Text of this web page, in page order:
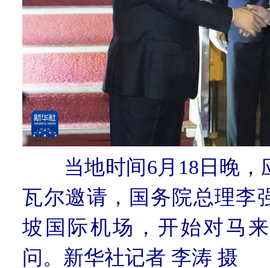
当地时间6月18日晚
瓦尔邀请，国务院总理李
坡国际机场，开始对马
问。新华社记者 李涛 摄